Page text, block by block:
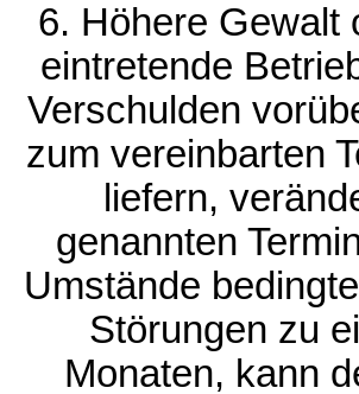
6. Höhere Gewalt
eintretende
Verschulden
zum vereinbarten
liefern,
genannten
Umstände
Störungen zu
Monaten, kann